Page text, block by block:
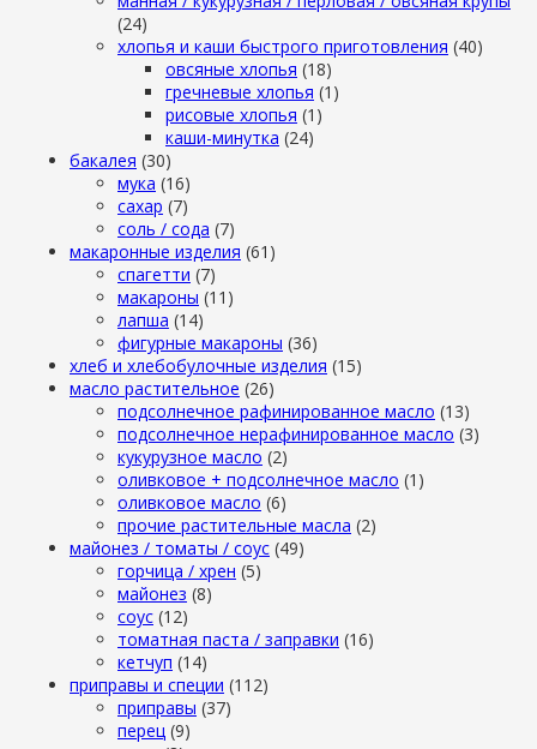
(24)
хлопья и каши быстрого приготовления (40)
овсяные хлопья (18)
гречневые хлопья (1)
рисовые хлопья (1)
каши-минутка (24)
бакалея (30)
мука (16)
сахар (7)
cоль / cода (7)
макаронные изделия (61)
cпагетти (7)
макароны (11)
лапша (14)
фигурные макароны (36)
хлеб и хлебобулочные изделия (15)
масло растительное (26)
подсолнечное рафинированное масло (13)
подсолнечное нерафинированное масло (3)
кукурузное масло (2)
оливковое + подсолнечное масло (1)
оливковое масло (6)
прочие растительные масла (2)
майонез / томаты / соус (49)
горчица / хрен (5)
майонез (8)
соус (12)
томатная паста / заправки (16)
кетчуп (14)
приправы и специи (112)
приправы (37)
перец (9)